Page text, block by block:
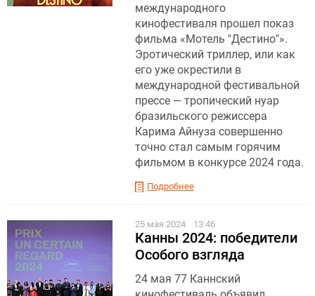
международного
кинофестиваля прошел показ
фильма «Мотель "Дестино"».
Эротический триллер, или как
его уже окрестили в
международной фестивальной
прессе — тропический нуар
бразильского режиссера
Карима Айнуза совершенно
точно стал самым горячим
фильмом в конкурсе 2024 года.
Подробнее
25 мая 2024 13:46
Канны 2024: победители
Особого взгляда
24 мая 77 Каннский